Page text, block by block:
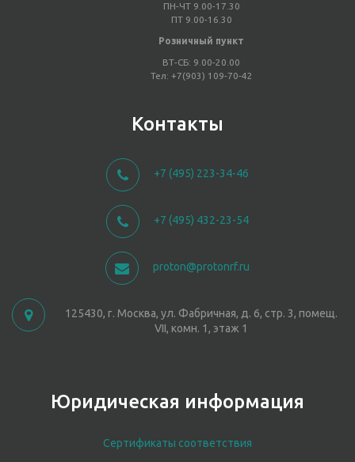
ПН-ЧТ 9.00-17.30
ПТ 9.00-16.30
Розничный пункт
ВТ-СБ: 9.00-20.00
Тел: +7(903) 109-70-42
Контакты
+7 (495) 223-34-46
+7 (495) 432-23-54
proton@protonrf.ru
125430, г. Москва, ул. Фабричная, д. 6, стр. 3, помещ.
VII, комн. 1, этаж 1
Юридическая информация
Сертификаты соответствия